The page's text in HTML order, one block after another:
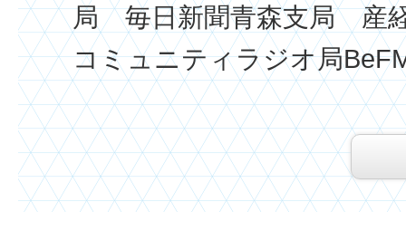
局 毎日新聞青森支局 産
コミュニティラジオ局